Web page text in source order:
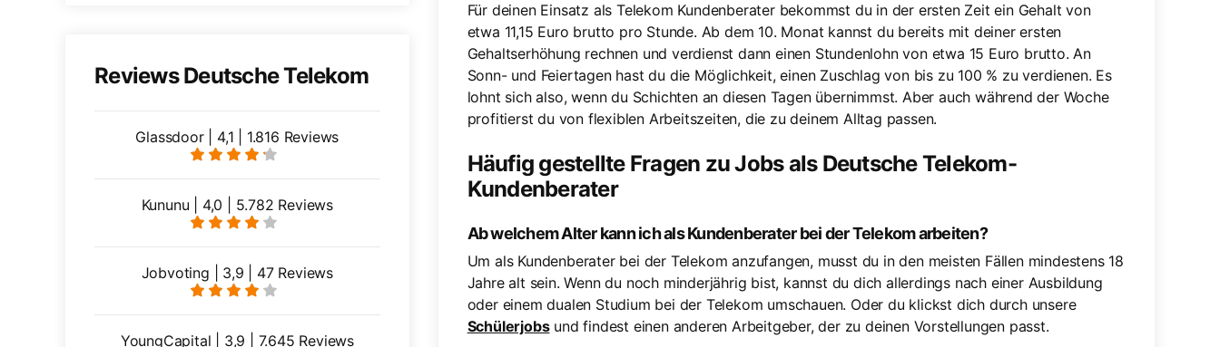
Reviews Deutsche Telekom
Glassdoor | 4,1 | 1.816 Reviews
Kununu | 4,0 | 5.782 Reviews
Jobvoting | 3,9 | 47 Reviews
YoungCapital | 3,9 | 7.645 Reviews
Für deinen Einsatz als Telekom Kundenberater bekommst du in der ersten Zeit ein Gehalt von
etwa 11,15 Euro brutto pro Stunde. Ab dem 10. Monat kannst du bereits mit deiner ersten
Gehaltserhöhung rechnen und verdienst dann einen Stundenlohn von etwa 15 Euro brutto. An
Sonn- und Feiertagen hast du die Möglichkeit, einen Zuschlag von bis zu 100 % zu verdienen. Es
lohnt sich also, wenn du Schichten an diesen Tagen übernimmst. Aber auch während der Woche
profitierst du von flexiblen Arbeitszeiten, die zu deinem Alltag passen.
Häufig gestellte Fragen zu Jobs als Deutsche Telekom-
Kundenberater
Ab welchem Alter kann ich als Kundenberater bei der Telekom arbeiten?
Um als Kundenberater bei der Telekom anzufangen, musst du in den meisten Fällen mindestens 18
Jahre alt sein. Wenn du noch minderjährig bist, kannst du dich allerdings nach einer Ausbildung
oder einem dualen Studium bei der Telekom umschauen. Oder du klickst dich durch unsere
Schülerjobsund findest einen anderen Arbeitgeber, der zu deinen Vorstellungen passt.